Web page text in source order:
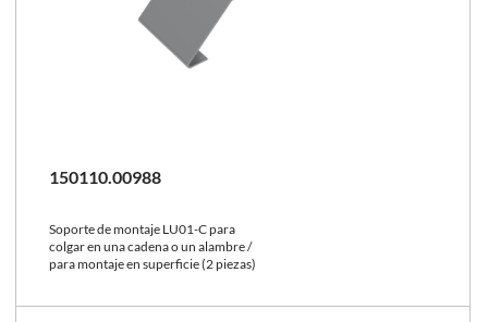
150110.00988
Soporte de montaje LU01-C para
colgar en una cadena o un alambre /
para montaje en superficie (2 piezas)